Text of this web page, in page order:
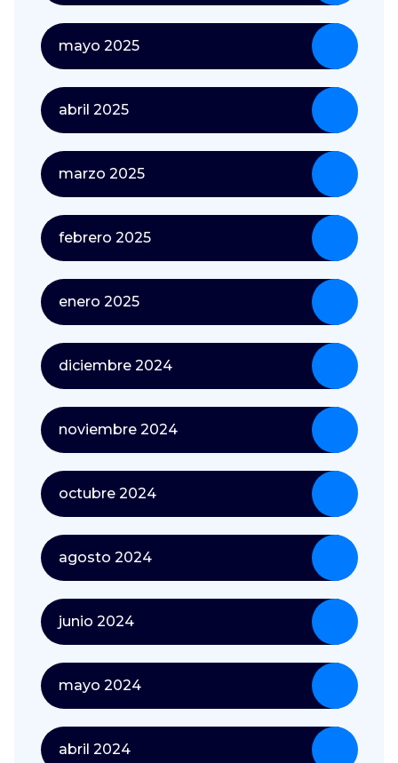
mayo 2025
abril 2025
marzo 2025
febrero 2025
enero 2025
diciembre 2024
noviembre 2024
octubre 2024
agosto 2024
junio 2024
mayo 2024
abril 2024